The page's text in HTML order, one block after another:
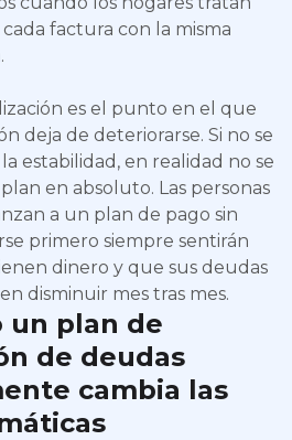
factura con la misma
es el punto en el que
deja de deteriorarse. Si no se
estabilidad, en realidad no se
en absoluto. Las personas
a un plan de pago sin
primero siempre sentirán
dinero y que sus deudas
disminuir mes tras mes.
un plan de
de deudas
cambia las